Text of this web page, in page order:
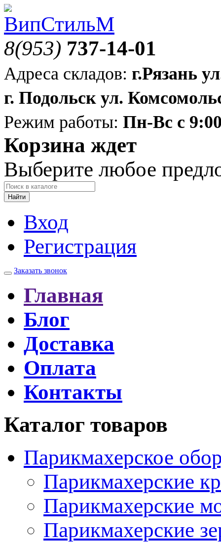
8(953) 737-14-01
Адреса складов: г.Рязань
г. Подольск ул.
Режим работы: Пн-Вс с
Корзина ждет
Выберите любое
Найти
Вход
Регистрация
Заказать звонок
Главная
Блог
Доставка
Оплата
Контакты
Каталог товаров
Парикмахерское
Парикмахерские
Парикмахерские
Парикмахерские